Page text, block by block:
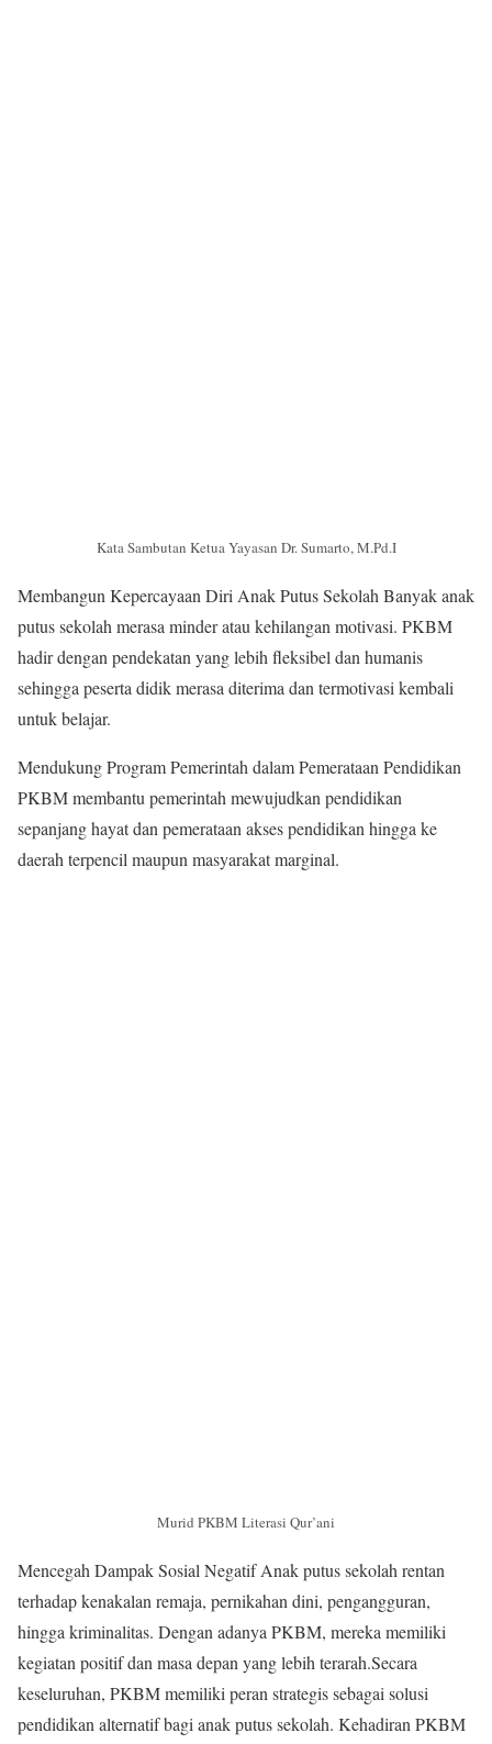
Kata Sambutan Ketua Yayasan Dr. Sumarto, M.Pd.I
Membangun Kepercayaan Diri Anak Putus Sekolah Banyak anak
putus sekolah merasa minder atau kehilangan motivasi. PKBM
hadir dengan pendekatan yang lebih fleksibel dan humanis
sehingga peserta didik merasa diterima dan termotivasi kembali
untuk belajar.
Mendukung Program Pemerintah dalam Pemerataan Pendidikan
PKBM membantu pemerintah mewujudkan pendidikan
sepanjang hayat dan pemerataan akses pendidikan hingga ke
daerah terpencil maupun masyarakat marginal.
Murid PKBM Literasi Qur’ani
Mencegah Dampak Sosial Negatif Anak putus sekolah rentan
terhadap kenakalan remaja, pernikahan dini, pengangguran,
hingga kriminalitas. Dengan adanya PKBM, mereka memiliki
kegiatan positif dan masa depan yang lebih terarah.Secara
keseluruhan, PKBM memiliki peran strategis sebagai solusi
pendidikan alternatif bagi anak putus sekolah. Kehadiran PKBM